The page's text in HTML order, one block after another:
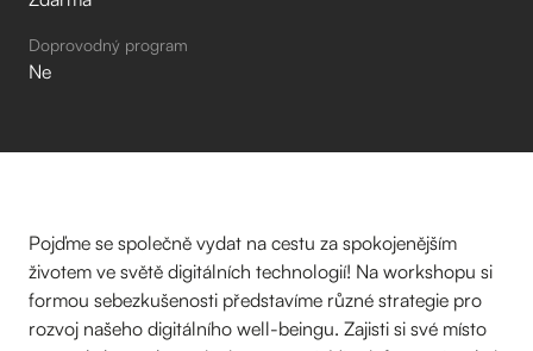
Doprovodný program
Ne
Pojďme se společně vydat na cestu za spokojenějším
životem ve světě digitálních technologií! Na workshopu si
formou sebezkušenosti představíme různé strategie pro
rozvoj našeho digitálního well-beingu. Zajisti si své místo